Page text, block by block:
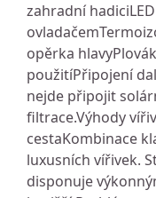
zahradní
opěrka
použitíPřipojení
nejde připojit
filtrace.Výhody
cestaKombinace
luxusních vířivek.
disponuje